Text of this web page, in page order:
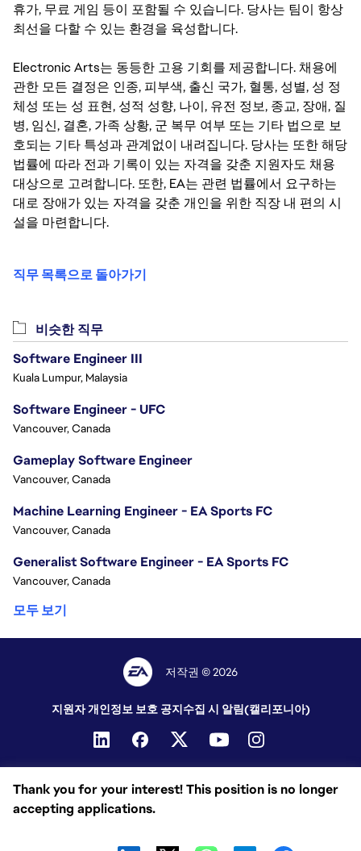
휴가, 무료 게임 등이 포함될 수 있습니다. 당사는 팀이 항상
최선을 다할 수 있는 환경을 육성합니다.
Electronic Arts는 동등한 고용 기회를 제공합니다. 채용에
관한 모든 결정은 인종, 피부색, 출신 국가, 혈통, 성별, 성 정
체성 또는 성 표현, 성적 성향, 나이, 유전 정보, 종교, 장애, 질
병, 임신, 결혼, 가족 상황, 군 복무 여부 또는 기타 법으로 보
호되는 기타 특성과 관계없이 내려집니다. 당사는 또한 해당
법률에 따라 전과 기록이 있는 자격을 갖춘 지원자도 채용
대상으로 고려합니다. 또한, EA는 관련 법률에서 요구하는
대로 장애가 있는 자격을 갖춘 개인을 위한 직장 내 편의 시
설을 마련합니다.
직무 목록으로 돌아가기
Thank you for your interest! This position is no longer
accepting applications.
비슷한 직무
Software Engineer III
Kuala Lumpur, Malaysia
Software Engineer - UFC
Vancouver, Canada
Gameplay Software Engineer
Vancouver, Canada
Machine Learning Engineer - EA Sports FC
Vancouver, Canada
Generalist Software Engineer - EA Sports FC
Vancouver, Canada
모두 보기
저작권 © 2026
지원자 개인정보 보호 공지수집 시 알림(캘리포니아)